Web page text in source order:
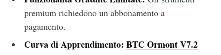
premium richiedono un abbonamento a
pagamento.
Curva di Apprendimento: BTC Ormont V7.2